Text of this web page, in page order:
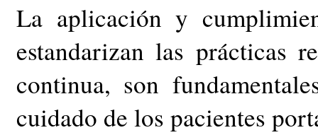
La aplicación y
estandarizan las prácticas
continua, son
cuidado de los pacientes